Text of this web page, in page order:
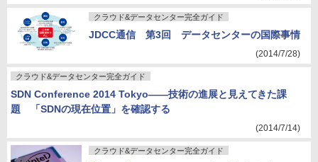
クラウド&データセンター完全ガイド
JDCC通信 第3回 データセンターの国際事情
(2014/7/28)
クラウド&データセンター完全ガイド
SDN Conference 2014 Tokyo――技術の進展と見えてきた課
題 「SDNの現在位置」を確認する
(2014/7/14)
クラウド&データセンター完全ガイド